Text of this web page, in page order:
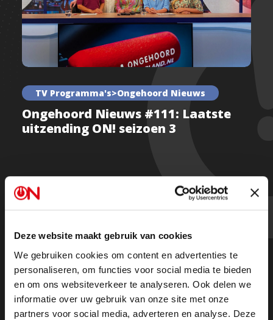
Deze website maakt gebruik van cookies
We gebruiken cookies om content en advertenties te
personaliseren, om functies voor social media te bieden
en om ons websiteverkeer te analyseren. Ook delen we
informatie over uw gebruik van onze site met onze
partners voor social media, adverteren en analyse. Deze
TV Programma's>Ongehoord Nieuws
Ongehoord Nieuws #111: Laatste
uitzending ON! seizoen 3
Kijk hier de hele uitzending
Met rechtsfilosoof Eva Vlaardingerbroek, ON!-
van Farmers Defence Force.
Verscheidene thema's worden behandelt en er wordt
teruggeblikt op het afgelopen seizoen van Ongehoord